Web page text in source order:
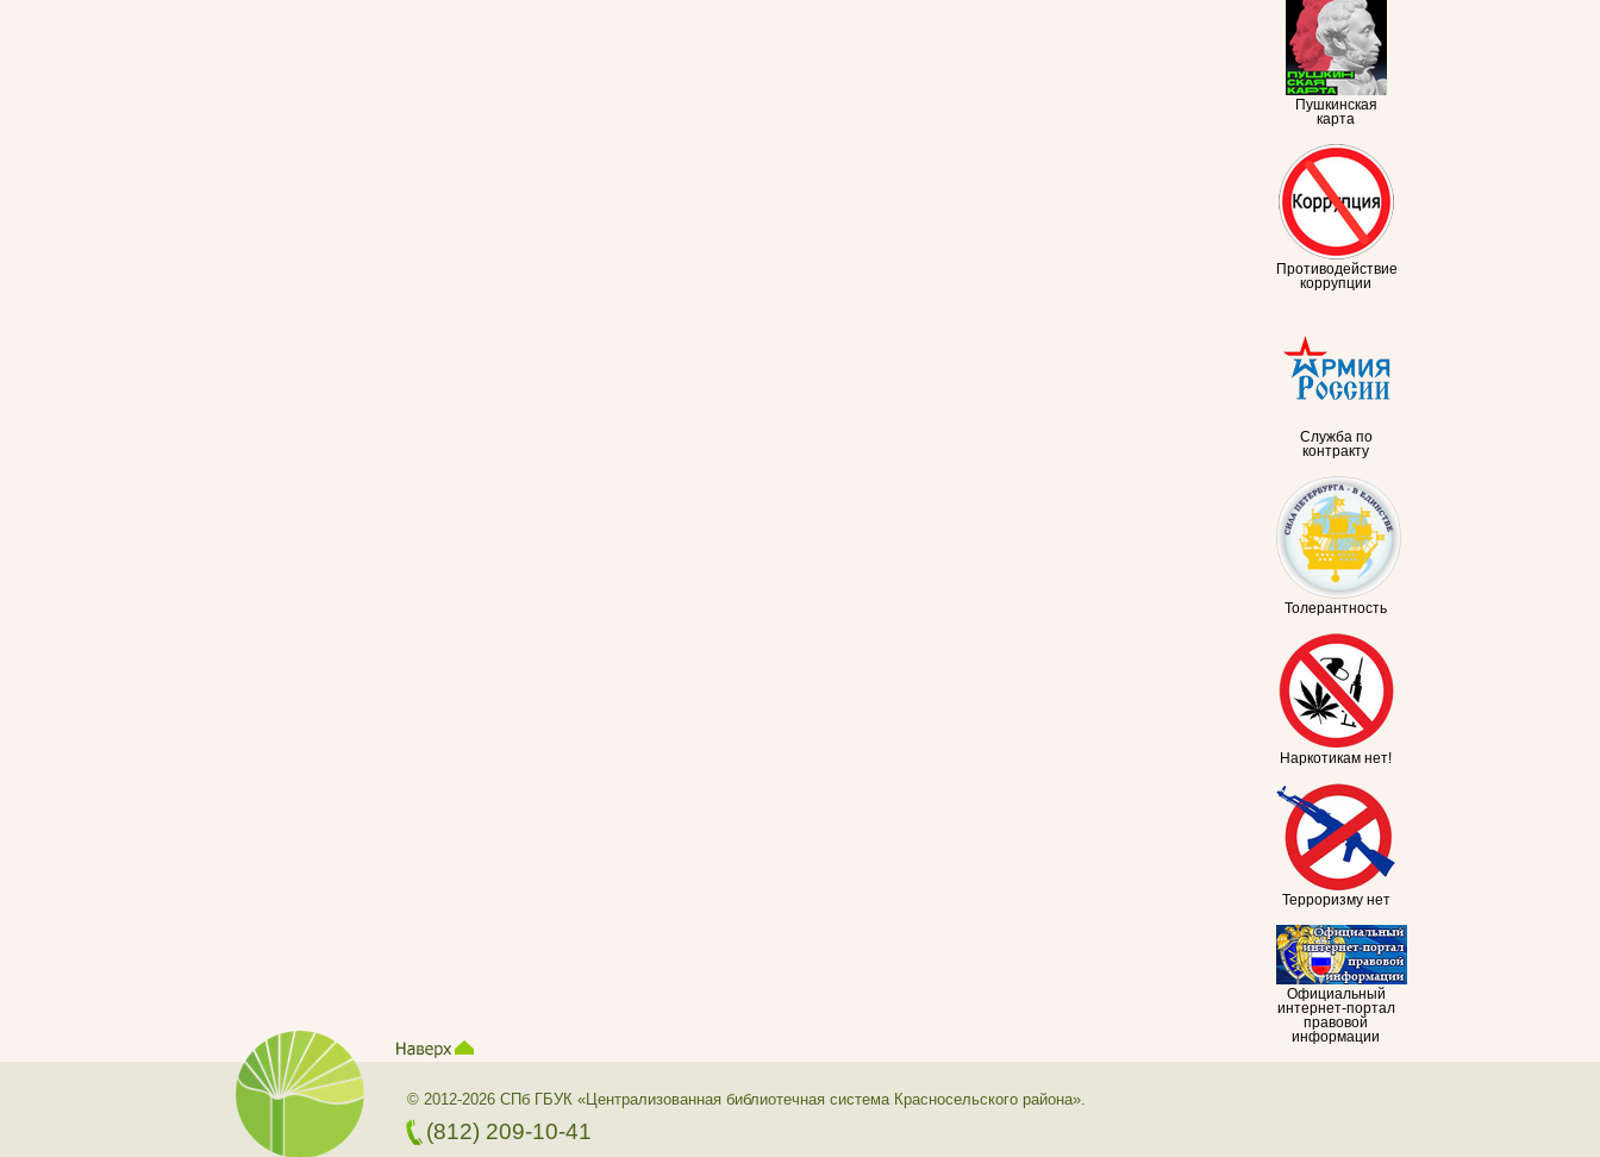
Пушкинская
карта
Противодействие
коррупции
Служба по
контракту
Толерантность
Наркотикам нет!
Терроризму нет
Официальный
интернет-портал
правовой
информации
© 2012-2026 СПб ГБУК «Централизованная библиотечная система Красносельского района».
(812) 209-10-41